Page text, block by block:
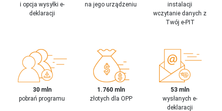
i opcja wysyłki e-
deklaracji
na jego urządzeniu
instalacji
wczytanie danych z
Twój e-PIT
30 mln
pobrań programu
1.760 mln
złotych dla OPP
53 mln
wysłanych e-
deklaracji